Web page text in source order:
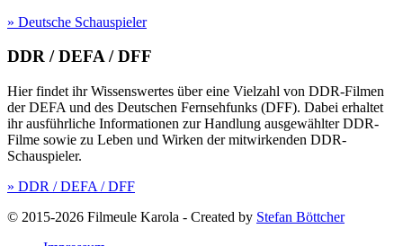
» Deutsche Schauspieler
DDR / DEFA / DFF
Hier findet ihr Wissenswertes über eine Vielzahl von DDR-Filmen
der DEFA und des Deutschen Fernsehfunks (DFF). Dabei erhaltet
ihr ausführliche Informationen zur Handlung ausgewählter DDR-
Filme sowie zu Leben und Wirken der mitwirkenden DDR-
Schauspieler.
» DDR / DEFA / DFF
© 2015-2026 Filmeule Karola - Created by Stefan Böttcher